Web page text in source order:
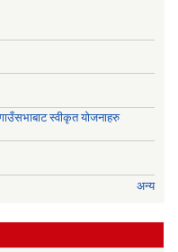
स्वीकृत योजनाहरु
अन्य